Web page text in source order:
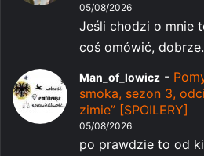
05/08/2026
Jeśli chodzi o mnie
coś omówić,
Man_of_lowicz -
smoka, sezon 3,
zimie” [SPOILERY]
05/08/2026
po prawdzie to od